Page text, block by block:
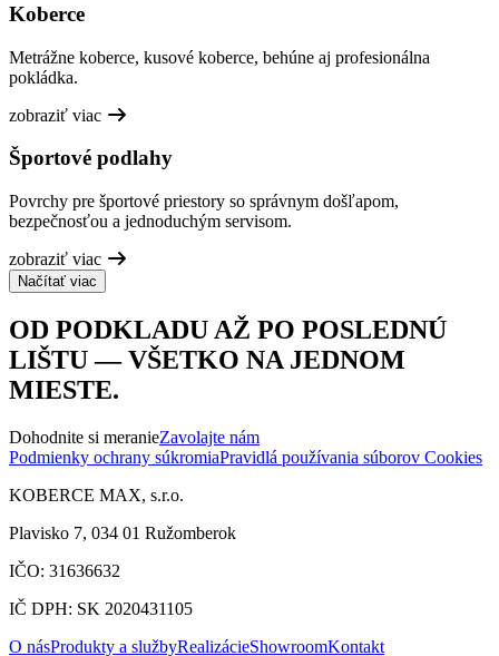
Koberce
Metrážne koberce, kusové koberce, behúne aj profesionálna
pokládka.
zobraziť viac
Športové podlahy
Povrchy pre športové priestory so správnym došľapom,
bezpečnosťou a jednoduchým servisom.
zobraziť viac
Načítať viac
OD PODKLADU AŽ PO POSLEDNÚ
LIŠTU — VŠETKO NA JEDNOM
MIESTE.
Dohodnite si meranieZavolajte nám
Podmienky ochrany súkromiaPravidlá používania súborov Cookies
KOBERCE MAX, s.r.o.
Plavisko 7, 034 01 Ružomberok
IČO: 31636632
IČ DPH: SK 2020431105
O násProdukty a službyRealizácieShowroomKontakt